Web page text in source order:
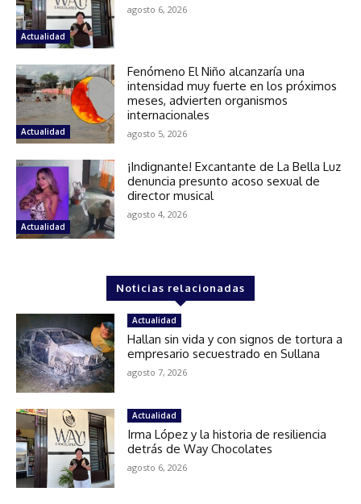
Actualidad
agosto 6, 2026
Actualidad
Fenómeno El Niño alcanzaría una
intensidad muy fuerte en los próximos
meses, advierten organismos
internacionales
agosto 5, 2026
Actualidad
¡Indignante! Excantante de La Bella Luz
denuncia presunto acoso sexual de
director musical
agosto 4, 2026
Noticias relacionadas
Actualidad
Hallan sin vida y con signos de tortura a
empresario secuestrado en Sullana
agosto 7, 2026
Actualidad
Irma López y la historia de resiliencia
detrás de Way Chocolates
agosto 6, 2026